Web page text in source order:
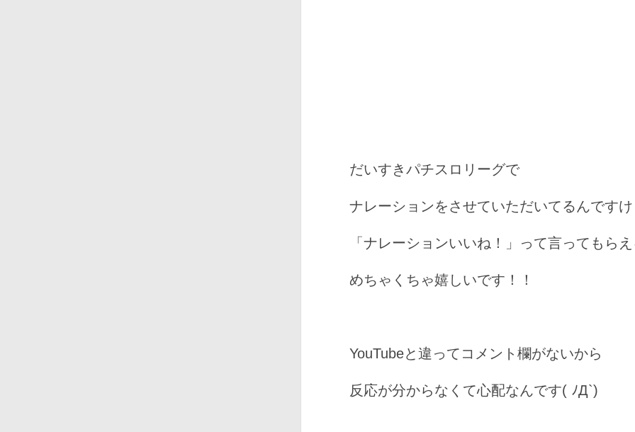
だいすきパチスロリーグで
ナレーションをさせていただいてるんです
「ナレーションいいね！」って言ってもら
めちゃくちゃ嬉しいです！！
YouTubeと違ってコメント欄がないから
反応が分からなくて心配なんです( ﾉД`)